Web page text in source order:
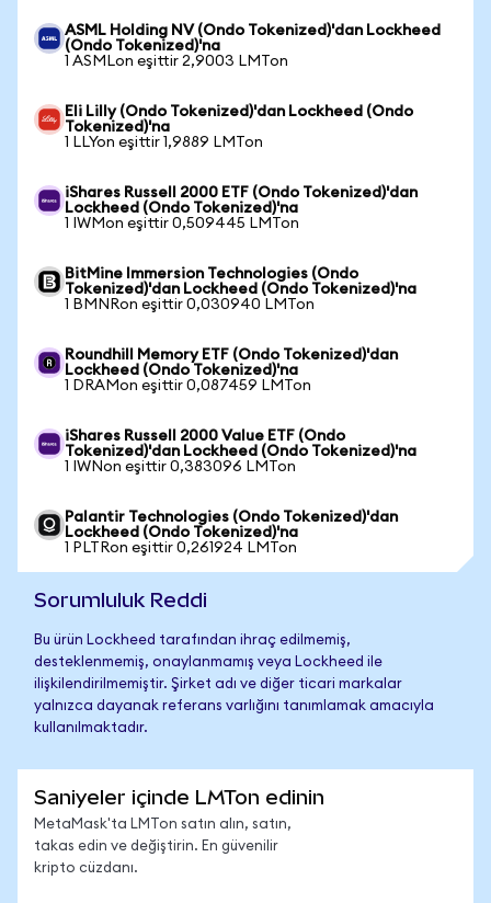
ASML Holding NV (Ondo Tokenized)'dan Lockheed
(Ondo Tokenized)'na
1 ASMLon eşittir 2,9003 LMTon
Eli Lilly (Ondo Tokenized)'dan Lockheed (Ondo
Tokenized)'na
1 LLYon eşittir 1,9889 LMTon
iShares Russell 2000 ETF (Ondo Tokenized)'dan
Lockheed (Ondo Tokenized)'na
1 IWMon eşittir 0,509445 LMTon
BitMine Immersion Technologies (Ondo
Tokenized)'dan Lockheed (Ondo Tokenized)'na
1 BMNRon eşittir 0,030940 LMTon
Roundhill Memory ETF (Ondo Tokenized)'dan
Lockheed (Ondo Tokenized)'na
1 DRAMon eşittir 0,087459 LMTon
iShares Russell 2000 Value ETF (Ondo
Tokenized)'dan Lockheed (Ondo Tokenized)'na
1 IWNon eşittir 0,383096 LMTon
Palantir Technologies (Ondo Tokenized)'dan
Lockheed (Ondo Tokenized)'na
1 PLTRon eşittir 0,261924 LMTon
Sorumluluk Reddi
Bu ürün Lockheed tarafından ihraç edilmemiş,
desteklenmemiş, onaylanmamış veya Lockheed ile
ilişkilendirilmemiştir. Şirket adı ve diğer ticari markalar
yalnızca dayanak referans varlığını tanımlamak amacıyla
kullanılmaktadır.
Saniyeler içinde LMTon edinin
MetaMask'ta LMTon satın alın, satın,
takas edin ve değiştirin. En güvenilir
kripto cüzdanı.